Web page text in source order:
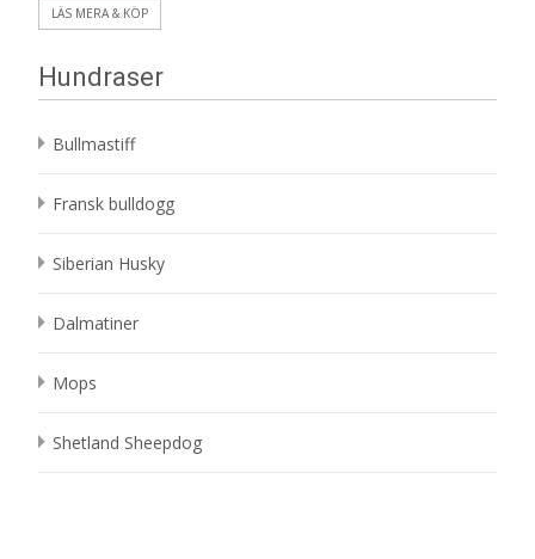
LÄS MERA & KÖP
Hundraser
Bullmastiff
Fransk bulldogg
Siberian Husky
Dalmatiner
Mops
Shetland Sheepdog